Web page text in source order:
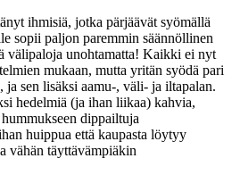
ihmisiä, jotka pärjäävät syömällä
sopii paljon paremmin säännöllinen
välipaloja unohtamatta! Kaikki ei nyt
mukaan, mutta yritän syödä pari
ja sen lisäksi aamu-, väli- ja iltapalan.
hedelmiä (ja ihan liikaa) kahvia,
dippailtuja
huippua että kaupasta löytyy
vähän täyttävämpiäkin